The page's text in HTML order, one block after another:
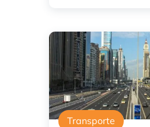
Transporte